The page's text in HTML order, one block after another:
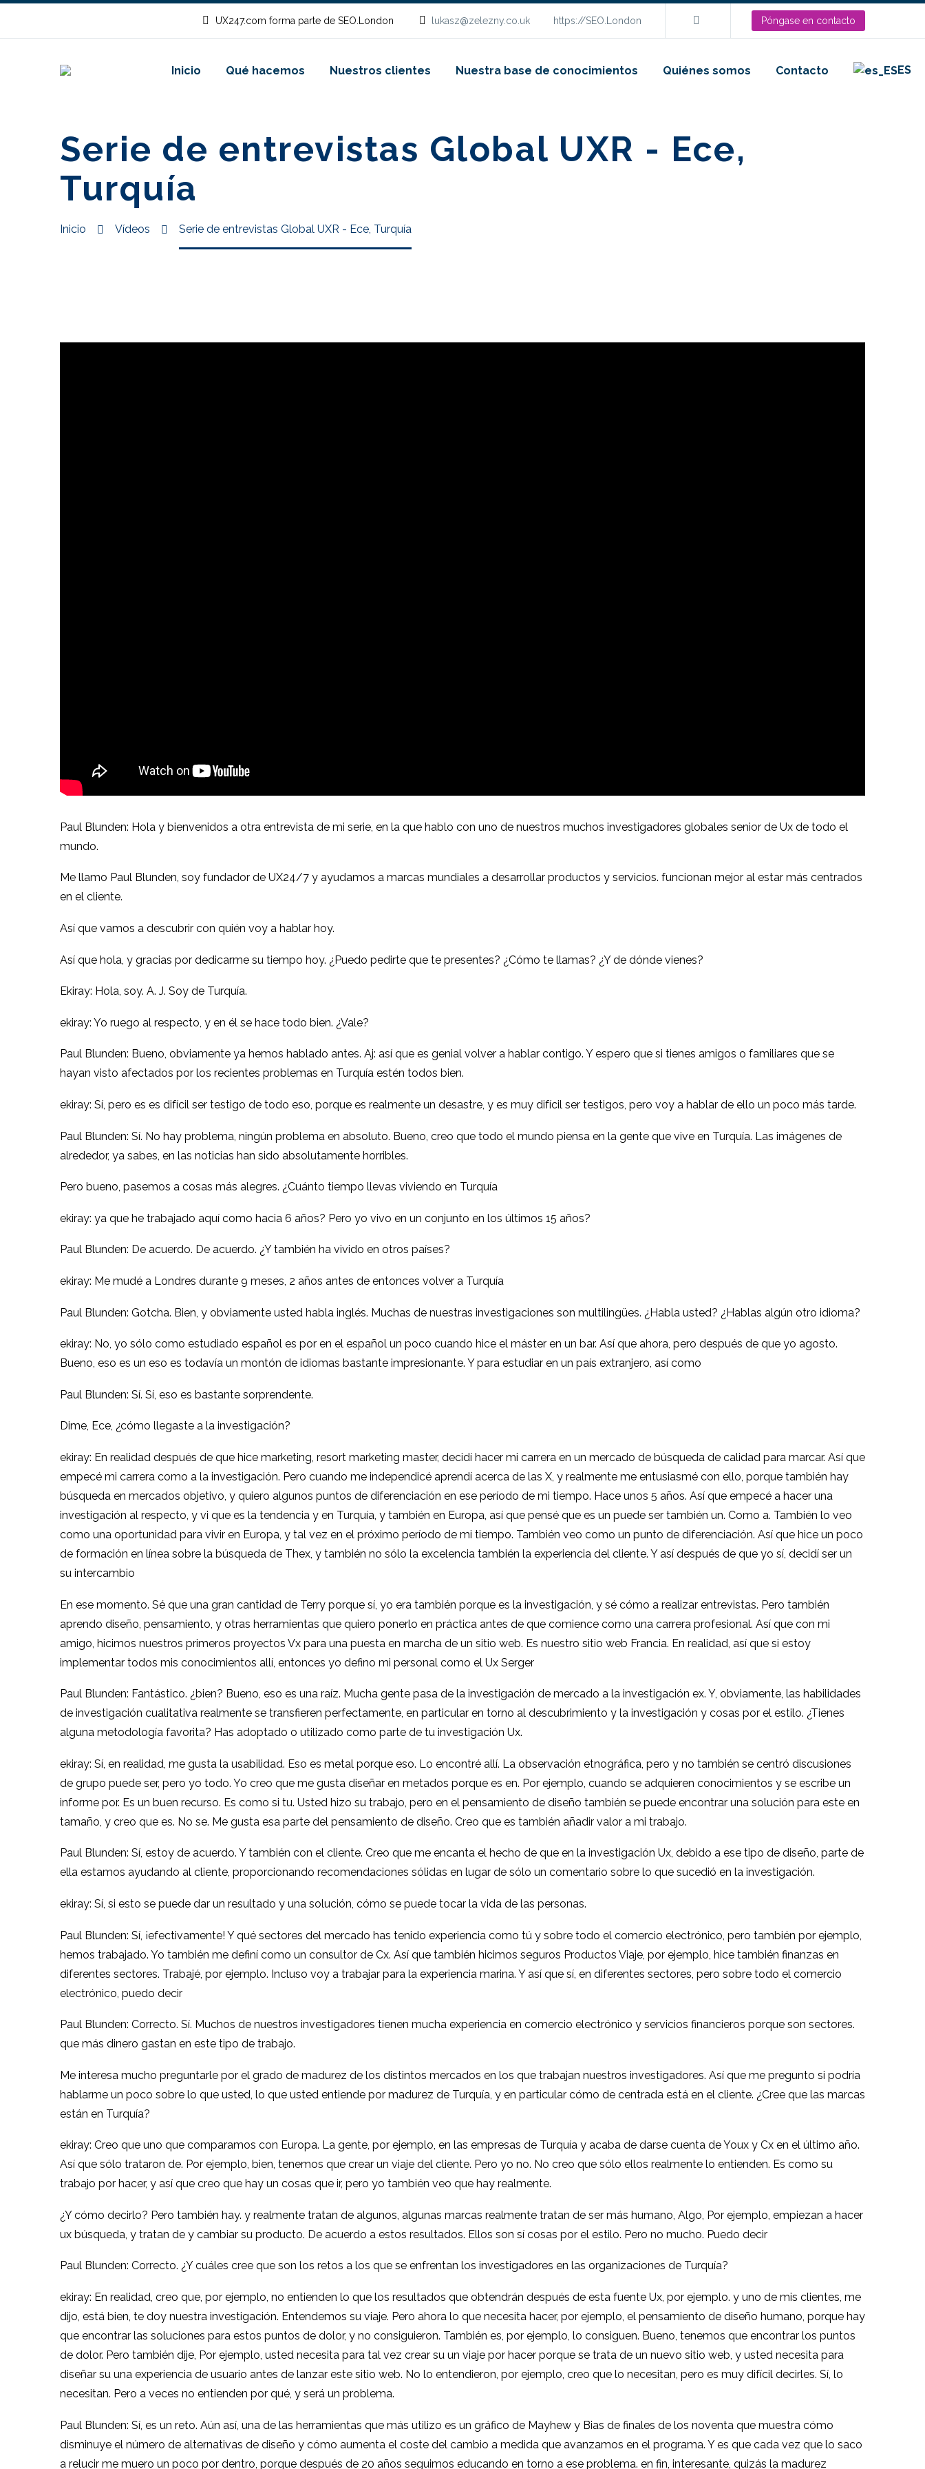
UX247.com forma parte de SEO.London lukasz@zelezny.co.uk https://SEO.London Póngase en contacto
Inicio Qué hacemos Nuestros clientes Nuestra base de conocimientos Quiénes somos Contacto ES
Serie de entrevistas Global UXR - Ece,
Turquía
Inicio Vídeos Serie de entrevistas Global UXR - Ece, Turquía
Paul Blunden: Hola y bienvenidos a otra entrevista de mi serie, en la que hablo con uno de nuestros muchos investigadores globales senior de Ux de todo el
mundo.
Me llamo Paul Blunden, soy fundador de UX24/7 y ayudamos a marcas mundiales a desarrollar productos y servicios. funcionan mejor al estar más centrados
en el cliente.
Así que vamos a descubrir con quién voy a hablar hoy.
Así que hola, y gracias por dedicarme su tiempo hoy. ¿Puedo pedirte que te presentes? ¿Cómo te llamas? ¿Y de dónde vienes?
Ekiray: Hola, soy. A. J. Soy de Turquía.
ekiray: Yo ruego al respecto, y en él se hace todo bien. ¿Vale?
Paul Blunden: Bueno, obviamente ya hemos hablado antes. Aj: así que es genial volver a hablar contigo. Y espero que si tienes amigos o familiares que se
hayan visto afectados por los recientes problemas en Turquía estén todos bien.
ekiray: Sí, pero es es difícil ser testigo de todo eso, porque es realmente un desastre, y es muy difícil ser testigos, pero voy a hablar de ello un poco más tarde.
Paul Blunden: Sí. No hay problema, ningún problema en absoluto. Bueno, creo que todo el mundo piensa en la gente que vive en Turquía. Las imágenes de
alrededor, ya sabes, en las noticias han sido absolutamente horribles.
Pero bueno, pasemos a cosas más alegres. ¿Cuánto tiempo llevas viviendo en Turquía
ekiray: ya que he trabajado aquí como hacia 6 años? Pero yo vivo en un conjunto en los últimos 15 años?
Paul Blunden: De acuerdo. De acuerdo. ¿Y también ha vivido en otros países?
ekiray: Me mudé a Londres durante 9 meses, 2 años antes de entonces volver a Turquía
Paul Blunden: Gotcha. Bien, y obviamente usted habla inglés. Muchas de nuestras investigaciones son multilingües. ¿Habla usted? ¿Hablas algún otro idioma?
ekiray: No, yo sólo como estudiado español es por en el español un poco cuando hice el máster en un bar. Así que ahora, pero después de que yo agosto.
Bueno, eso es un eso es todavía un montón de idiomas bastante impresionante. Y para estudiar en un país extranjero, así como
Paul Blunden: Sí. Sí, eso es bastante sorprendente.
Dime, Ece, ¿cómo llegaste a la investigación?
ekiray: En realidad después de que hice marketing, resort marketing master, decidí hacer mi carrera en un mercado de búsqueda de calidad para marcar. Así que
empecé mi carrera como a la investigación. Pero cuando me independicé aprendí acerca de las X, y realmente me entusiasmé con ello, porque también hay
búsqueda en mercados objetivo, y quiero algunos puntos de diferenciación en ese período de mi tiempo. Hace unos 5 años. Así que empecé a hacer una
investigación al respecto, y vi que es la tendencia y en Turquía, y también en Europa, así que pensé que es un puede ser también un. Como a. También lo veo
como una oportunidad para vivir en Europa, y tal vez en el próximo período de mi tiempo. También veo como un punto de diferenciación. Así que hice un poco
de formación en línea sobre la búsqueda de Thex, y también no sólo la excelencia también la experiencia del cliente. Y así después de que yo sí, decidí ser un
su intercambio
En ese momento. Sé que una gran cantidad de Terry porque sí, yo era también porque es la investigación, y sé cómo a realizar entrevistas. Pero también
aprendo diseño, pensamiento, y otras herramientas que quiero ponerlo en práctica antes de que comience como una carrera profesional. Así que con mi
amigo, hicimos nuestros primeros proyectos Vx para una puesta en marcha de un sitio web. Es nuestro sitio web Francia. En realidad, así que si estoy
implementar todos mis conocimientos allí, entonces yo defino mi personal como el Ux Serger
Paul Blunden: Fantástico. ¿bien? Bueno, eso es una raíz. Mucha gente pasa de la investigación de mercado a la investigación ex. Y, obviamente, las habilidades
de investigación cualitativa realmente se transfieren perfectamente, en particular en torno al descubrimiento y la investigación y cosas por el estilo. ¿Tienes
alguna metodología favorita? Has adoptado o utilizado como parte de tu investigación Ux.
ekiray: Sí, en realidad, me gusta la usabilidad. Eso es metal porque eso. Lo encontré allí. La observación etnográfica, pero y no también se centró discusiones
de grupo puede ser, pero yo todo. Yo creo que me gusta diseñar en metados porque es en. Por ejemplo, cuando se adquieren conocimientos y se escribe un
informe por. Es un buen recurso. Es como si tu. Usted hizo su trabajo, pero en el pensamiento de diseño también se puede encontrar una solución para este en
tamaño, y creo que es. No se. Me gusta esa parte del pensamiento de diseño. Creo que es también añadir valor a mi trabajo.
Paul Blunden: Sí, estoy de acuerdo. Y también con el cliente. Creo que me encanta el hecho de que en la investigación Ux, debido a ese tipo de diseño, parte de
ella estamos ayudando al cliente, proporcionando recomendaciones sólidas en lugar de sólo un comentario sobre lo que sucedió en la investigación.
ekiray: Sí, si esto se puede dar un resultado y una solución, cómo se puede tocar la vida de las personas.
Paul Blunden: Sí, ¡efectivamente! Y qué sectores del mercado has tenido experiencia como tú y sobre todo el comercio electrónico, pero también por ejemplo,
hemos trabajado. Yo también me definí como un consultor de Cx. Así que también hicimos seguros Productos Viaje, por ejemplo, hice también finanzas en
diferentes sectores. Trabajé, por ejemplo. Incluso voy a trabajar para la experiencia marina. Y así que sí, en diferentes sectores, pero sobre todo el comercio
electrónico, puedo decir
Paul Blunden: Correcto. Sí. Muchos de nuestros investigadores tienen mucha experiencia en comercio electrónico y servicios financieros porque son sectores.
que más dinero gastan en este tipo de trabajo.
Me interesa mucho preguntarle por el grado de madurez de los distintos mercados en los que trabajan nuestros investigadores. Así que me pregunto si podría
hablarme un poco sobre lo que usted, lo que usted entiende por madurez de Turquía, y en particular cómo de centrada está en el cliente. ¿Cree que las marcas
están en Turquía?
ekiray: Creo que uno que comparamos con Europa. La gente, por ejemplo, en las empresas de Turquía y acaba de darse cuenta de Youx y Cx en el último año.
Así que sólo trataron de. Por ejemplo, bien, tenemos que crear un viaje del cliente. Pero yo no. No creo que sólo ellos realmente lo entienden. Es como su
trabajo por hacer, y así que creo que hay un cosas que ir, pero yo también veo que hay realmente.
¿Y cómo decirlo? Pero también hay. y realmente tratan de algunos, algunas marcas realmente tratan de ser más humano, Algo, Por ejemplo, empiezan a hacer
ux búsqueda, y tratan de y cambiar su producto. De acuerdo a estos resultados. Ellos son sí cosas por el estilo. Pero no mucho. Puedo decir
Paul Blunden: Correcto. ¿Y cuáles cree que son los retos a los que se enfrentan los investigadores en las organizaciones de Turquía?
ekiray: En realidad, creo que, por ejemplo, no entienden lo que los resultados que obtendrán después de esta fuente Ux, por ejemplo. y uno de mis clientes, me
dijo, está bien, te doy nuestra investigación. Entendemos su viaje. Pero ahora lo que necesita hacer, por ejemplo, el pensamiento de diseño humano, porque hay
que encontrar las soluciones para estos puntos de dolor, y no consiguieron. También es, por ejemplo, lo consiguen. Bueno, tenemos que encontrar los puntos
de dolor. Pero también dije, Por ejemplo, usted necesita para tal vez crear su un viaje por hacer porque se trata de un nuevo sitio web, y usted necesita para
diseñar su una experiencia de usuario antes de lanzar este sitio web. No lo entendieron, por ejemplo, creo que lo necesitan, pero es muy difícil decirles. Sí, lo
necesitan. Pero a veces no entienden por qué, y será un problema.
Paul Blunden: Sí, es un reto. Aún así, una de las herramientas que más utilizo es un gráfico de Mayhew y Bias de finales de los noventa que muestra cómo
disminuye el número de alternativas de diseño y cómo aumenta el coste del cambio a medida que avanzamos en el programa. Y es que cada vez que lo saco
a relucir me muero un poco por dentro, porque después de 20 años seguimos educando en torno a ese problema. en fin, interesante, quizás la madurez